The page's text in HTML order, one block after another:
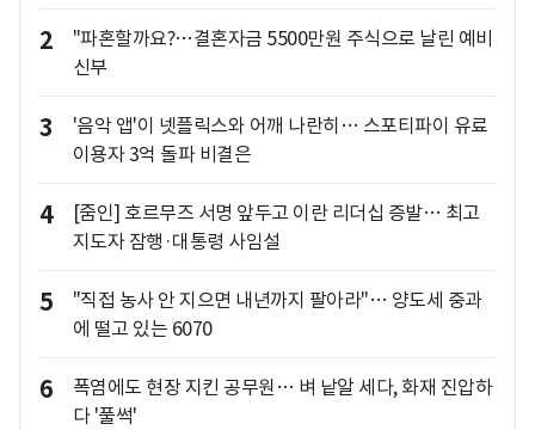
2
"파혼할까요?…결혼자금 5500만원 주식으로 날린 예비
신부
3
'음악 앱'이 넷플릭스와 어깨 나란히… 스포티파이 유료
이용자 3억 돌파 비결은
4
[줌인] 호르무즈 서명 앞두고 이란 리더십 증발… 최고
지도자 잠행·대통령 사임설
5
"직접 농사 안 지으면 내년까지 팔아라"… 양도세 중과
에 떨고 있는 6070
6
폭염에도 현장 지킨 공무원… 벼 낱알 세다, 화재 진압하
다 '풀썩'